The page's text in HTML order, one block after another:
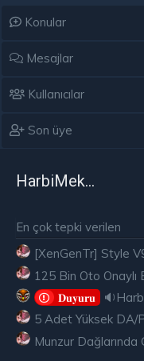
Konular
Mesajlar
Kullanıcılar
Son üye
HarbiMekân
En çok tepki verilen
[XenGenTr] Style
𝐃𝐮𝐲𝐮𝐫𝐮